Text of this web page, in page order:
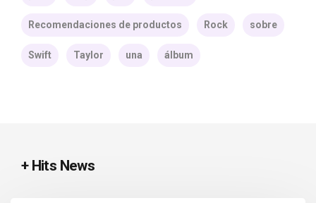
Recomendaciones de productos Rock sobre
Swift Taylor una álbum
+ Hits News